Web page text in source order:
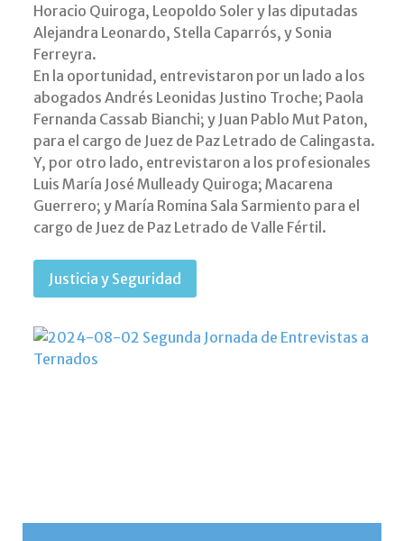
Horacio Quiroga, Leopoldo Soler y las diputadas
Alejandra Leonardo, Stella Caparrós, y Sonia
Ferreyra.
En la oportunidad, entrevistaron por un lado a los
abogados Andrés Leonidas Justino Troche; Paola
Fernanda Cassab Bianchi; y Juan Pablo Mut Paton,
para el cargo de Juez de Paz Letrado de Calingasta.
Y, por otro lado, entrevistaron a los profesionales
Luis María José Mulleady Quiroga; Macarena
Guerrero; y María Romina Sala Sarmiento para el
cargo de Juez de Paz Letrado de Valle Fértil.
Justicia y Seguridad